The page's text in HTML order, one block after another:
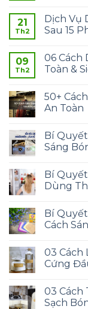
21
Th2
Dịch Vụ
Sau 15
09
Th2
06 Cách
Toàn &
50+
An Toàn
Bí Quyết
Sáng
Bí
Dùng
Bí
Cách
03 Cách
Cứng
03 Cách
Sạch